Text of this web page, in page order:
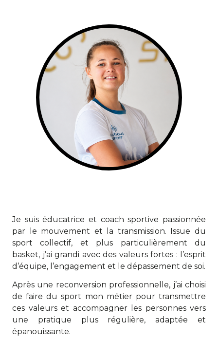
Je suis éducatrice et coach sportive passionnée
par le mouvement et la transmission. Issue du
sport collectif, et plus particulièrement du
basket, j’ai grandi avec des valeurs fortes : l’esprit
d’équipe, l’engagement et le dépassement de soi.
Après une reconversion professionnelle, j’ai choisi
de faire du sport mon métier pour transmettre
ces valeurs et accompagner les personnes vers
une pratique plus régulière, adaptée et
épanouissante.